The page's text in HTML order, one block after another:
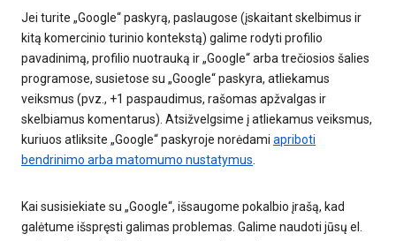
Jei turite „Google“ paskyrą, paslaugose (įskaitant skelbimus ir
kitą komercinio turinio kontekstą) galime rodyti profilio
pavadinimą, profilio nuotrauką ir „Google“ arba trečiosios šalies
programose, susietose su „Google“ paskyra, atliekamus
veiksmus (pvz., +1 paspaudimus, rašomas apžvalgas ir
skelbiamus komentarus). Atsižvelgsime į atliekamus veiksmus,
kuriuos atliksite „Google“ paskyroje norėdami apriboti
bendrinimo arba matomumo nustatymus.
Kai susisiekiate su „Google“, išsaugome pokalbio įrašą, kad
galėtume išspręsti galimas problemas. Galime naudoti jūsų el.